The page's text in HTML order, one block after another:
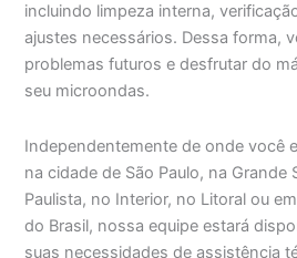
incluindo limpeza interna,
ajustes necessários. Dessa forma,
problemas futuros e desfrutar do
seu microondas.
Independentemente de onde você
na cidade de São Paulo, na Grande
Paulista, no Interior, no Litoral ou
do Brasil, nossa equipe estará
suas necessidades de assistência